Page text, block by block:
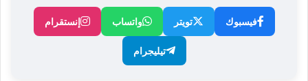
فيسبوك تويتر واتساب إنستقرام
تيليجرام